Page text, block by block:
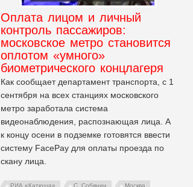
Оплата лицом и личный
контроль пассажиров:
московское метро становится
оплотом «умного»
биометрического концлагеря
Как сообщает департамент транспорта, с 1
сентября на всех станциях московского
метро заработала система
видеонаблюдения, распознающая лица. А
к концу осени в подземке готовятся ввести
систему FacePay для оплаты проезда по
скану лица.
РИА «Катюша» , С. Собянин , Москва ,